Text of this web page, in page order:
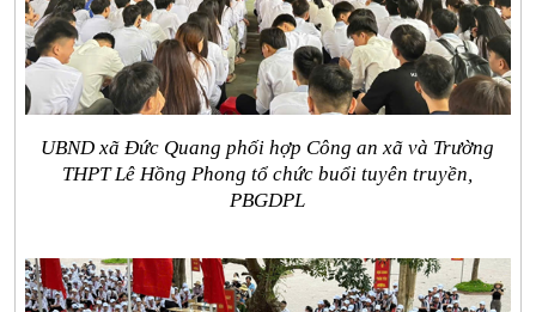
UBND xã Đức Quang phối hợp Công an xã và Trường
THPT Lê Hồng Phong tổ chức buổi tuyên truyền,
PBGDPL